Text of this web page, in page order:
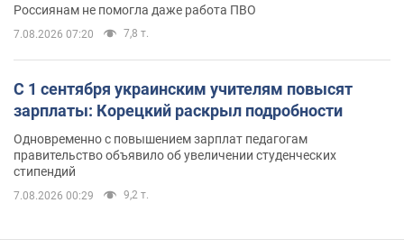
Россиянам не помогла даже работа ПВО
7.08.2026 07:20 7,8 т.
С 1 сентября украинским учителям повысят
зарплаты: Корецкий раскрыл подробности
Одновременно с повышением зарплат педагогам
правительство объявило об увеличении студенческих
стипендий
7.08.2026 00:29 9,2 т.